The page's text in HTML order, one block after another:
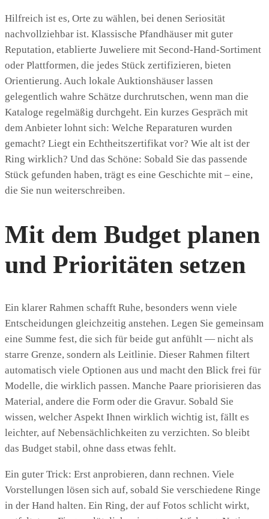
Hilfreich ist es, Orte zu wählen, bei denen Seriosität
nachvollziehbar ist. Klassische Pfandhäuser mit guter
Reputation, etablierte Juweliere mit Second-Hand-Sortiment
oder Plattformen, die jedes Stück zertifizieren, bieten
Orientierung. Auch lokale Auktionshäuser lassen
gelegentlich wahre Schätze durchrutschen, wenn man die
Kataloge regelmäßig durchgeht. Ein kurzes Gespräch mit
dem Anbieter lohnt sich: Welche Reparaturen wurden
gemacht? Liegt ein Echtheitszertifikat vor? Wie alt ist der
Ring wirklich? Und das Schöne: Sobald Sie das passende
Stück gefunden haben, trägt es eine Geschichte mit – eine,
die Sie nun weiterschreiben.
Mit dem Budget planen
und Prioritäten setzen
Ein klarer Rahmen schafft Ruhe, besonders wenn viele
Entscheidungen gleichzeitig anstehen. Legen Sie gemeinsam
eine Summe fest, die sich für beide gut anfühlt — nicht als
starre Grenze, sondern als Leitlinie. Dieser Rahmen filtert
automatisch viele Optionen aus und macht den Blick frei für
Modelle, die wirklich passen. Manche Paare priorisieren das
Material, andere die Form oder die Gravur. Sobald Sie
wissen, welcher Aspekt Ihnen wirklich wichtig ist, fällt es
leichter, auf Nebensächlichkeiten zu verzichten. So bleibt
das Budget stabil, ohne dass etwas fehlt.
Ein guter Trick: Erst anprobieren, dann rechnen. Viele
Vorstellungen lösen sich auf, sobald Sie verschiedene Ringe
in der Hand halten. Ein Ring, der auf Fotos schlicht wirkt,